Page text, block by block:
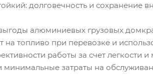
долговечность и сохранение
алюминиевых грузовых
на топливо при перевозке и
работы за счет легкости
минимальные затраты на